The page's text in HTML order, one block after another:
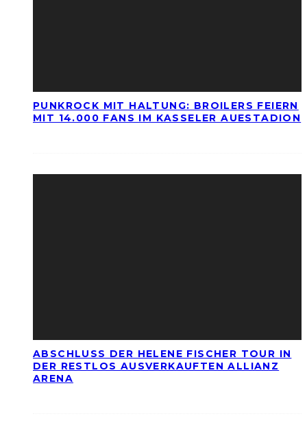
PUNKROCK MIT HALTUNG: BROILERS FEIERN
MIT 14.000 FANS IM KASSELER AUESTADION
ABSCHLUSS DER HELENE FISCHER TOUR IN
DER RESTLOS AUSVERKAUFTEN ALLIANZ
ARENA